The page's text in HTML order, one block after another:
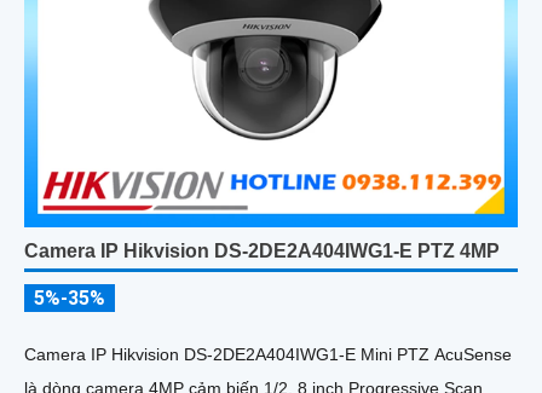
Camera IP Hikvision DS-2DE2A404IWG1-E PTZ 4MP
5%-35%
Camera IP Hikvision DS-2DE2A404IWG1-E Mini PTZ AcuSense
là dòng camera 4MP cảm biến 1/2. 8 inch Progressive Scan